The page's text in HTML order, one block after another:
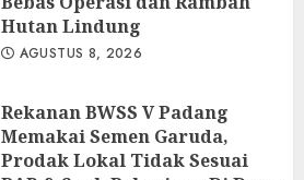
Hutan Lindung
AGUSTUS 8, 2026
Rekanan BWSS V Padang
Memakai Semen Garuda,
Prodak Lokal Tidak Sesuai